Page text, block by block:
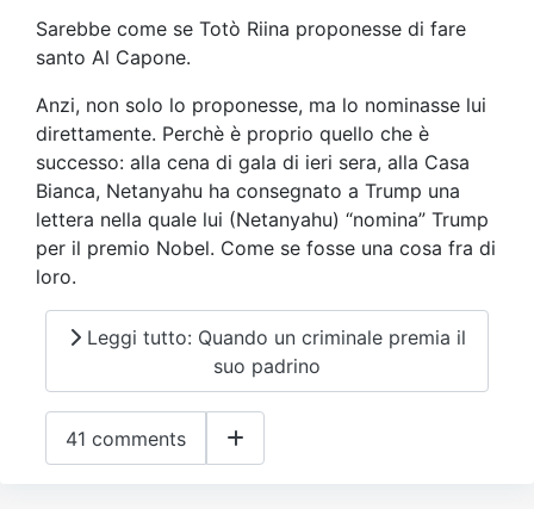
Sarebbe come se Totò Riina proponesse di fare
santo Al Capone.
Anzi, non solo lo proponesse, ma lo nominasse lui
direttamente. Perchè è proprio quello che è
successo: alla cena di gala di ieri sera, alla Casa
Bianca, Netanyahu ha consegnato a Trump una
lettera nella quale lui (Netanyahu) “nomina” Trump
per il premio Nobel. Come se fosse una cosa fra di
loro.
Leggi tutto: Quando un criminale premia il
suo padrino
41 comments